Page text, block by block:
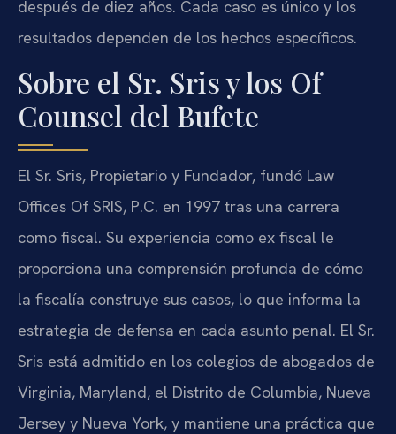
después de diez años. Cada caso es único y los
resultados dependen de los hechos específicos.
Sobre el Sr. Sris y los Of
Counsel del Bufete
El Sr. Sris, Propietario y Fundador, fundó Law
Offices Of SRIS, P.C. en 1997 tras una carrera
como fiscal. Su experiencia como ex fiscal le
proporciona una comprensión profunda de cómo
la fiscalía construye sus casos, lo que informa la
estrategia de defensa en cada asunto penal. El Sr.
Sris está admitido en los colegios de abogados de
Virginia, Maryland, el Distrito de Columbia, Nueva
Jersey y Nueva York, y mantiene una práctica que